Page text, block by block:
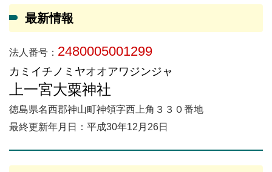
最新情報
法人番号： 2480005001299
カミイチノミヤオオアワジンジャ
上一宮大粟神社
徳島県名西郡神山町神領字西上角３３０番地
最終更新年月日：平成30年12月26日